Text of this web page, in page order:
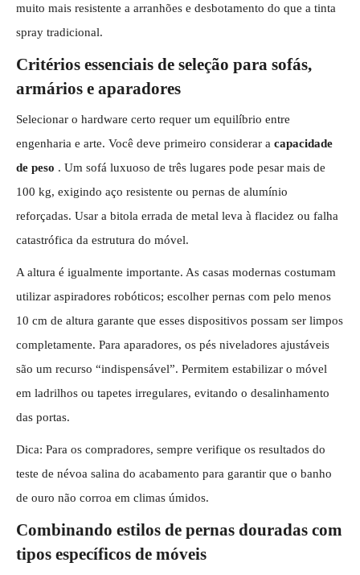
muito mais resistente a arranhões e desbotamento do que a tinta
spray tradicional.
Critérios essenciais de seleção para sofás,
armários e aparadores
Selecionar o hardware certo requer um equilíbrio entre
engenharia e arte. Você deve primeiro considerar a capacidade
de peso . Um sofá luxuoso de três lugares pode pesar mais de
100 kg, exigindo aço resistente ou pernas de alumínio
reforçadas. Usar a bitola errada de metal leva à flacidez ou falha
catastrófica da estrutura do móvel.
A altura é igualmente importante. As casas modernas costumam
utilizar aspiradores robóticos; escolher pernas com pelo menos
10 cm de altura garante que esses dispositivos possam ser limpos
completamente. Para aparadores, os pés niveladores ajustáveis ​​
são um recurso “indispensável”. Permitem estabilizar o móvel
em ladrilhos ou tapetes irregulares, evitando o desalinhamento
das portas.
Dica: Para os compradores, sempre verifique os resultados do
teste de névoa salina do acabamento para garantir que o banho
de ouro não corroa em climas úmidos.
Combinando estilos de pernas douradas com
tipos específicos de móveis